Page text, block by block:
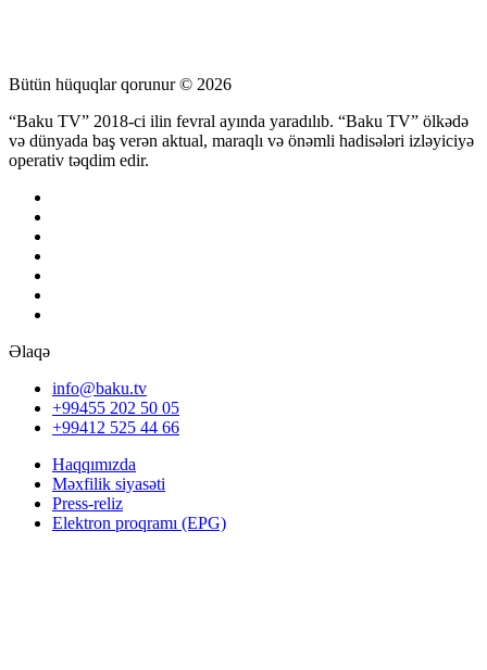
Bütün hüquqlar qorunur © 2026
“Baku TV” 2018-ci ilin fevral ayında yaradılıb. “Baku TV” ölkədə
və dünyada baş verən aktual, maraqlı və önəmli hadisələri izləyiciyə
operativ təqdim edir.
Əlaqə
info@baku.tv
+99455 202 50 05
+99412 525 44 66
Haqqımızda
Məxfilik siyasəti
Press-reliz
Elektron proqramı (EPG)